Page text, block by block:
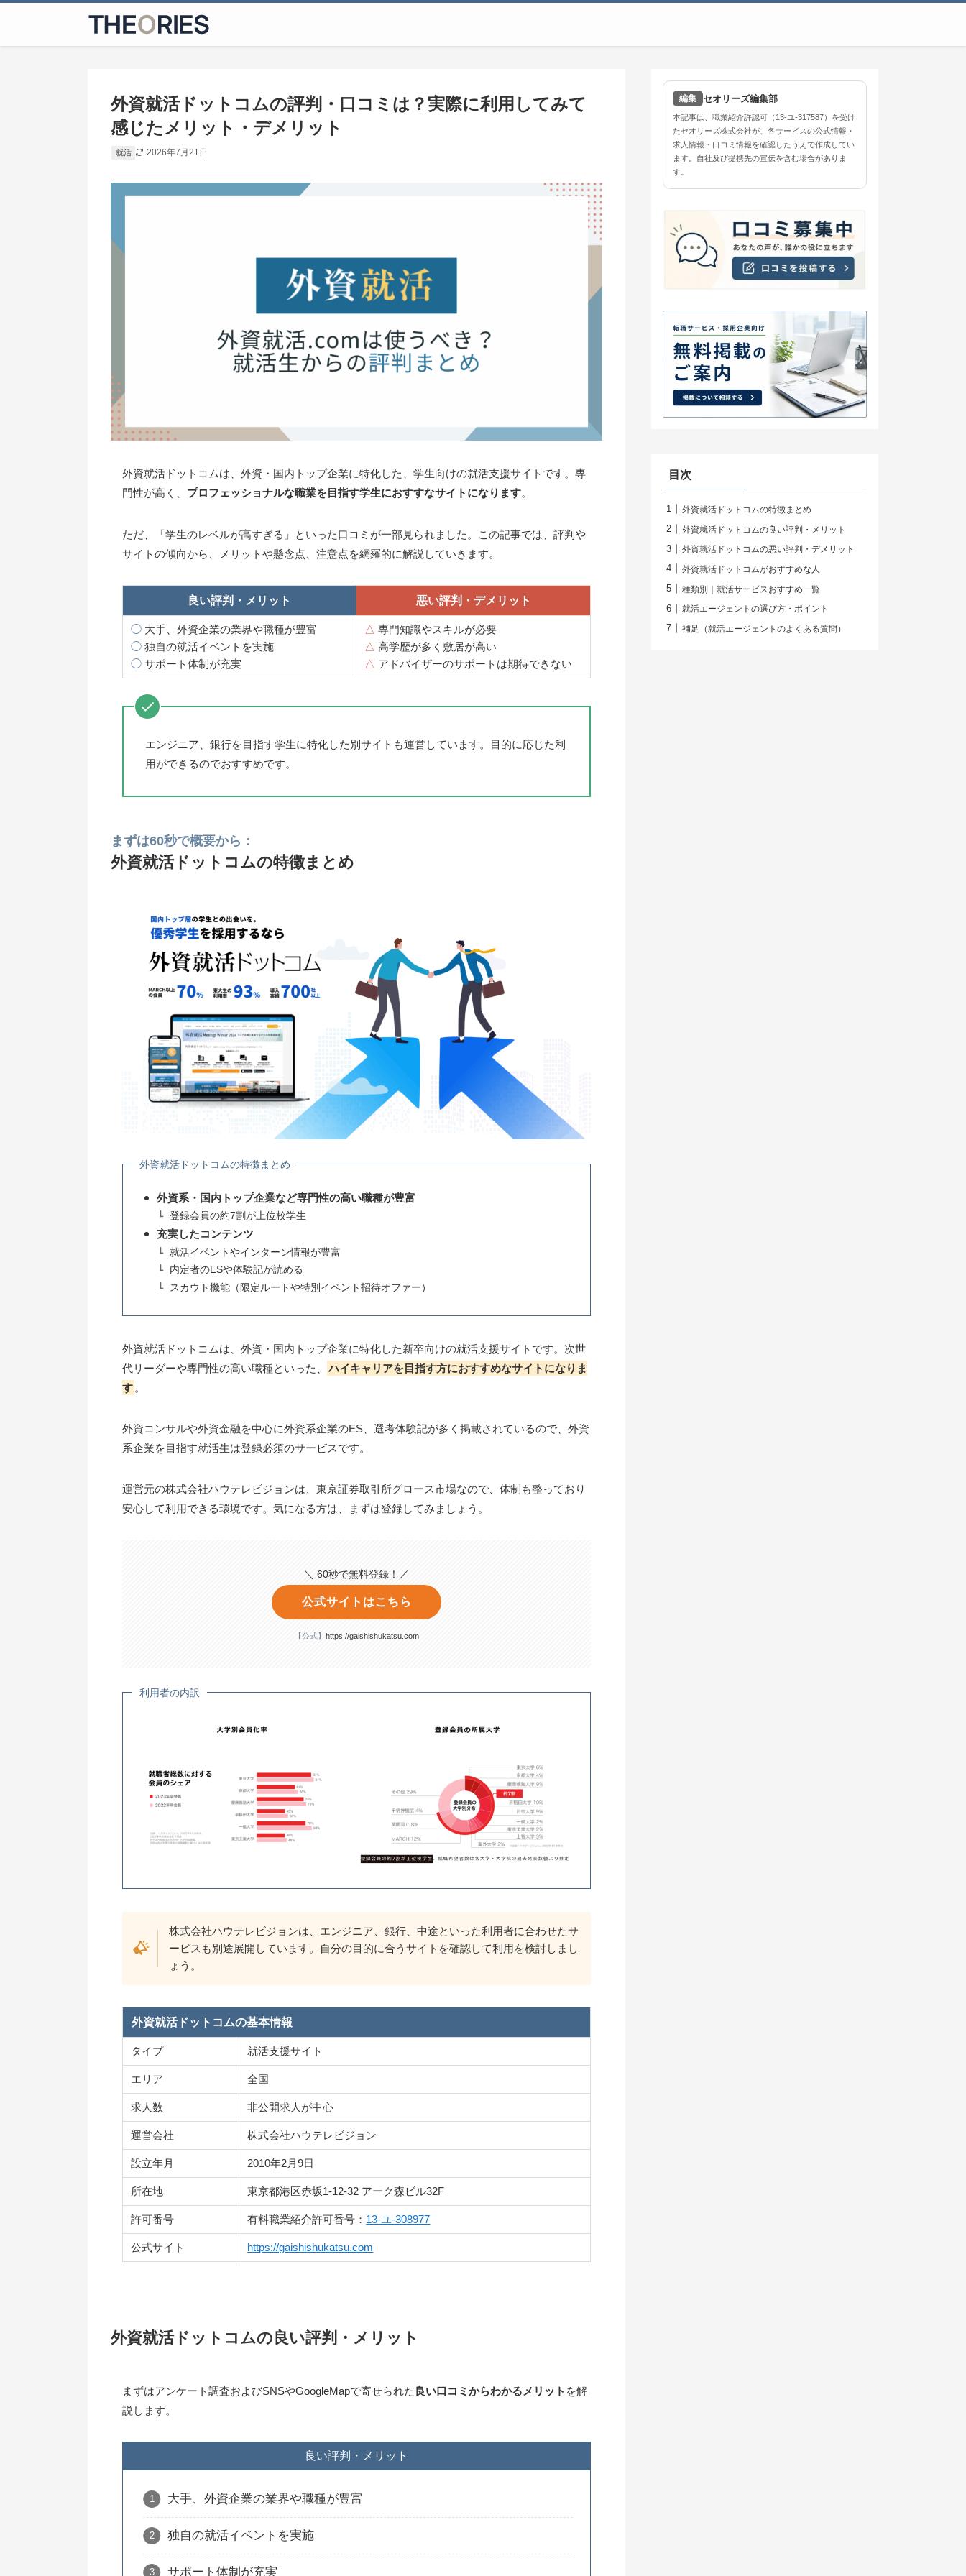
外資就活ドットコムの評判・口コミは？実際に利用してみて
感じたメリット・デメリット
就活 2026年7月21日
外資就活ドットコムは、外資・国内トップ企業に特化した、学生向けの就活支援サイトです。専
門性が高く、 プロフェッショナルな職業を目指す学生におすすなサイトになります。
ただ、「学生のレベルが高すぎる」といった口コミが一部見られました。この記事では、評判や
サイトの傾向から、メリットや懸念点、注意点を網羅的に解説していきます。
良い評判・メリット 悪い評判・デメリット
◯ 大手、外資企業の業界や職種が豊富
◯ 独自の就活イベントを実施
◯ サポート体制が充実
△ 専門知識やスキルが必要
△ 高学歴が多く敷居が高い
△ アドバイザーのサポートは期待できない
エンジニア、銀行を目指す学生に特化した別サイトも運営しています。目的に応じた利
用ができるのでおすすめです。
まずは60秒で概要から：
外資就活ドットコムの特徴まとめ
外資就活ドットコムの特徴まとめ
外資系・国内トップ企業など専門性の高い職種が豊富
登録会員の約7割が上位校学生
充実したコンテンツ
就活イベントやインターン情報が豊富
内定者のESや体験記が読める
スカウト機能（限定ルートや特別イベント招待オファー）
外資就活ドットコムは、外資・国内トップ企業に特化した新卒向けの就活支援サイトです。次世
代リーダーや専門性の高い職種といった、
ハイキャリアを目指す方におすすめなサイトになりま
す 。
外資コンサルや外資金融を中心に外資系企業のES、選考体験記が多く掲載されているので、 外資
系企業を目指す就活生は登録必須のサービスです。
運営元の株式会社ハウテレビジョンは、東京証券取引所グロース市場なので、体制も整っており
安心して利用できる環境です。気になる方は、まずは登録してみましょう。
＼ 60秒で無料登録！／
公式サイトはこちら
【公式】 https://gaishishukatsu.com
利用者の内訳
株式会社ハウテレビジョンは、エンジニア、銀行、中途といった利用者に合わせたサ
ービスも別途展開しています。自分の目的に合うサイトを確認して利用を検討しまし
ょう。
外資就活ドットコムの基本情報
タイプ 就活支援サイト
エリア 全国
求人数 非公開求人が中心
運営会社 株式会社ハウテレビジョン
設立年月 2010年2月9日
所在地 東京都港区赤坂1-12-32 アーク森ビル32F
許可番号 有料職業紹介許可番号： 13-ユ-308977
公式サイト https://gaishishukatsu.com
外資就活ドットコムの良い評判・メリット
まずはアンケート調査およびSNSやGoogleMapで寄せられた 良い口コミからわかるメリット を解
説します。
良い評判・メリット
大手、外資企業の業界や職種が豊富
独自の就活イベントを実施
サポート体制が充実
編集 セオリーズ編集部
本記事は、職業紹介許認可（13-ユ-317587）を受け
たセオリーズ株式会社が、各サービスの公式情報・
求人情報・口コミ情報を確認したうえで作成してい
ます。自社及び提携先の宣伝を含む場合がありま
す。
目次
外資就活ドットコムの特徴まとめ
外資就活ドットコムの良い評判・メリット
外資就活ドットコムの悪い評判・デメリット
外資就活ドットコムがおすすめな人
種類別｜就活サービスおすすめ一覧
就活エージェントの選び方・ポイント
補足（就活エージェントのよくある質問）